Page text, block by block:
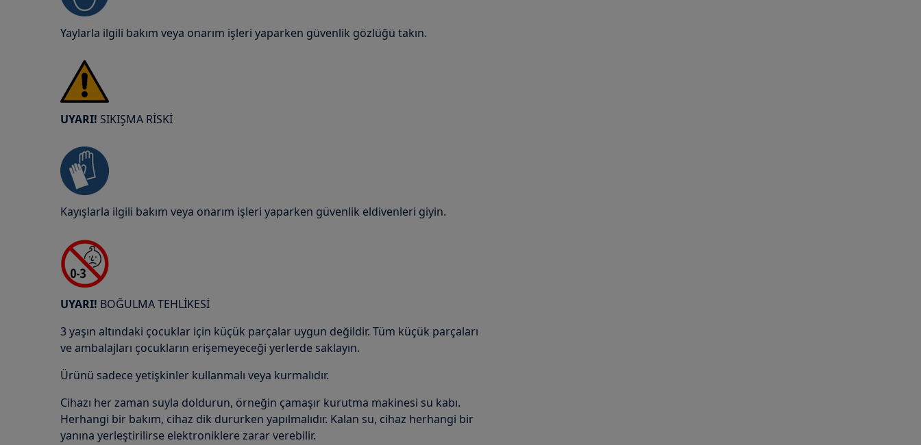
Yaylarla ilgili bakım veya onarım işleri yaparken güvenlik gözlüğü takın.
UYARI! SIKIŞMA RİSKİ
Kayışlarla ilgili bakım veya onarım işleri yaparken güvenlik eldivenleri giyin.
UYARI! BOĞULMA TEHLİKESİ
3 yaşın altındaki çocuklar için küçük parçalar uygun değildir. Tüm küçük parçaları
ve ambalajları çocukların erişemeyeceği yerlerde saklayın.
Ürünü sadece yetişkinler kullanmalı veya kurmalıdır.
Cihazı her zaman suyla doldurun, örneğin çamaşır kurutma makinesi su kabı.
Herhangi bir bakım, cihaz dik dururken yapılmalıdır. Kalan su, cihaz herhangi bir
yanına yerleştirilirse elektroniklere zarar verebilir.